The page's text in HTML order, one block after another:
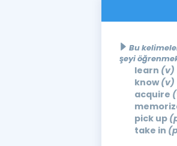
Bu
şeyi
learn (v)
know(v)
acquire
pick up
take in